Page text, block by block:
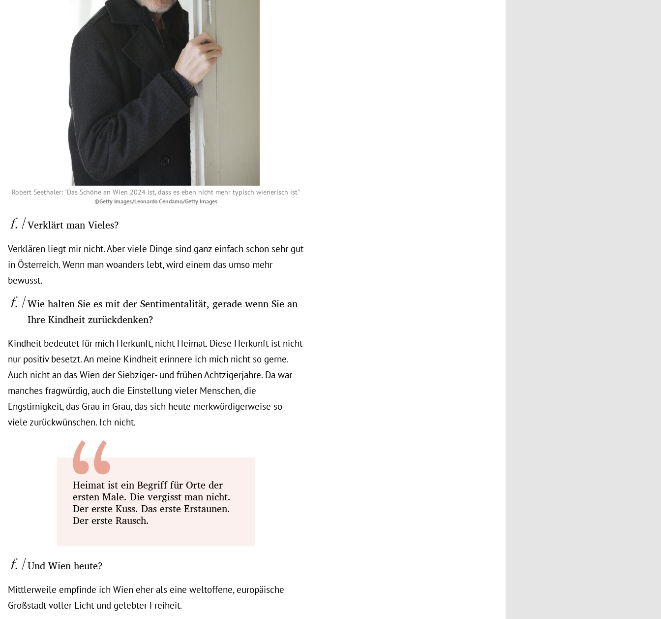
Robert Seethaler: "Das Schöne an Wien 2024 ist, dass es eben nicht mehr typisch wienerisch ist"
©Getty Images/Leonardo Cendamo/Getty Images
Verklärt man Vieles?
Verklären liegt mir nicht. Aber viele Dinge sind ganz einfach schon sehr gut
in Österreich. Wenn man woanders lebt, wird einem das umso mehr
bewusst.
Wie halten Sie es mit der Sentimentalität, gerade wenn Sie an
Ihre Kindheit zurückdenken?
Kindheit bedeutet für mich Herkunft, nicht Heimat. Diese Herkunft ist nicht
nur positiv besetzt. An meine Kindheit erinnere ich mich nicht so gerne.
Auch nicht an das Wien der Siebziger- und frühen Achtzigerjahre. Da war
manches fragwürdig, auch die Einstellung vieler Menschen, die
Engstirnigkeit, das Grau in Grau, das sich heute merkwürdigerweise so
viele zurückwünschen. Ich nicht.
Heimat ist ein Begriff für Orte der
ersten Male. Die vergisst man nicht.
Der erste Kuss. Das erste Erstaunen.
Der erste Rausch.
Und Wien heute?
Mittlerweile empfinde ich Wien eher als eine weltoffene, europäische
Großstadt voller Licht und gelebter Freiheit.